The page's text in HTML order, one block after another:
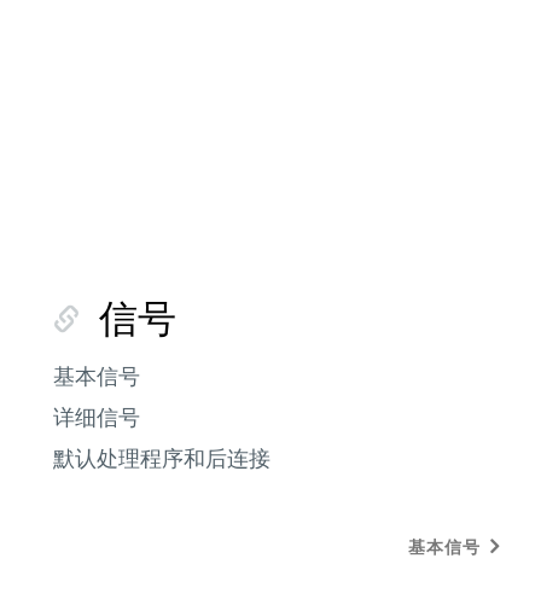
信号
基本信号
详细信号
默认处理程序和后连接
基本信号